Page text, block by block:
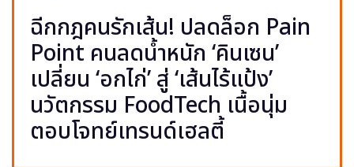
ฉีกกฎคนรักเส้น! ปลดล็อก Pain
Point คนลดน้ำหนัก ‘คินเซน’
เปลี่ยน ‘อกไก่’ สู่ ‘เส้นไร้แป้ง’
นวัตกรรม FoodTech เนื้อนุ่ม
ตอบโจทย์เทรนด์เฮลตี้